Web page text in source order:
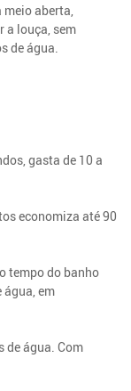
aberta,
a louça, sem
de água.
gasta de 10 a
economiza até 90
tempo do banho
água, em
de água. Com